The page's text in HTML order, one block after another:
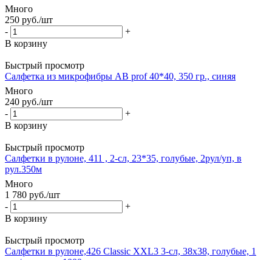
Много
250 руб./шт
-
+
В корзину
Быстрый просмотр
Салфетка из микрофибры AB prof 40*40, 350 гр., синяя
Много
240 руб./шт
-
+
В корзину
Быстрый просмотр
Салфетки в рулоне, 411 , 2-сл, 23*35, голубые, 2рул/уп, в
рул.350м
Много
1 780 руб./шт
-
+
В корзину
Быстрый просмотр
Салфетки в рулоне,426 Classic XXL3 3-сл, 38х38, голубые, 1